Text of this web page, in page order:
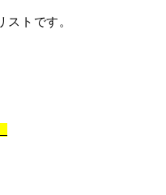
トです。